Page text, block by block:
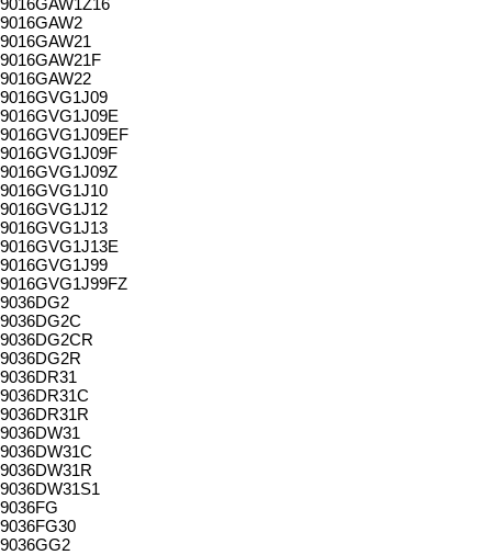
9016GAW1Z16
9016GAW2
9016GAW21
9016GAW21F
9016GAW22
9016GVG1J09
9016GVG1J09E
9016GVG1J09EF
9016GVG1J09F
9016GVG1J09Z
9016GVG1J10
9016GVG1J12
9016GVG1J13
9016GVG1J13E
9016GVG1J99
9016GVG1J99FZ
9036DG2
9036DG2C
9036DG2CR
9036DG2R
9036DR31
9036DR31C
9036DR31R
9036DW31
9036DW31C
9036DW31R
9036DW31S1
9036FG
9036FG30
9036GG2